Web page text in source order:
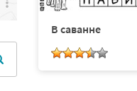
В саванне